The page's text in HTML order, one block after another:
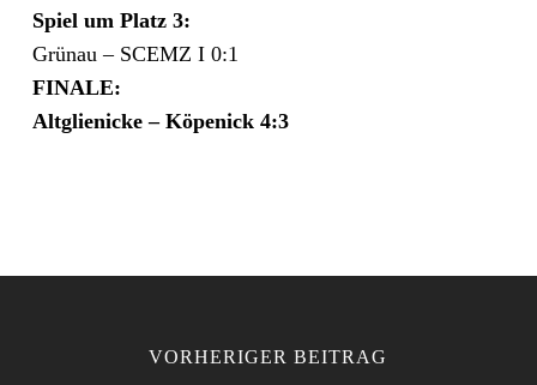
Spiel um Platz 3:
Grünau – SCEMZ I 0:1
FINALE:
Altglienicke – Köpenick 4:3
VORHERIGER BEITRAG